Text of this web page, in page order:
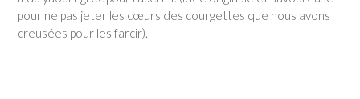
pour ne pas jeter les cœurs des courgettes que nous avons
creusées pour les farcir).